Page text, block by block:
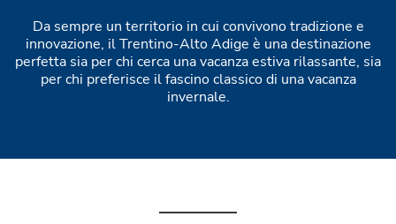
Da sempre un territorio in cui convivono tradizione e
innovazione, il Trentino-Alto Adige è una destinazione
perfetta sia per chi cerca una vacanza estiva rilassante, sia
per chi preferisce il fascino classico di una vacanza
invernale.